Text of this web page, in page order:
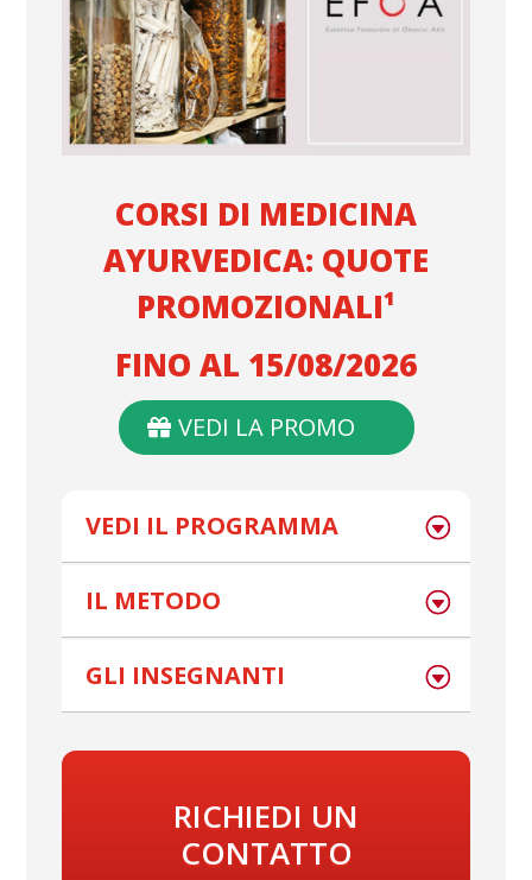
CORSI DI MEDICINA
AYURVEDICA: QUOTE
PROMOZIONALI¹
FINO AL 15/08/2026
VEDI LA PROMO
VEDI IL PROGRAMMA
IL METODO
GLI INSEGNANTI
RICHIEDI UN
CONTATTO